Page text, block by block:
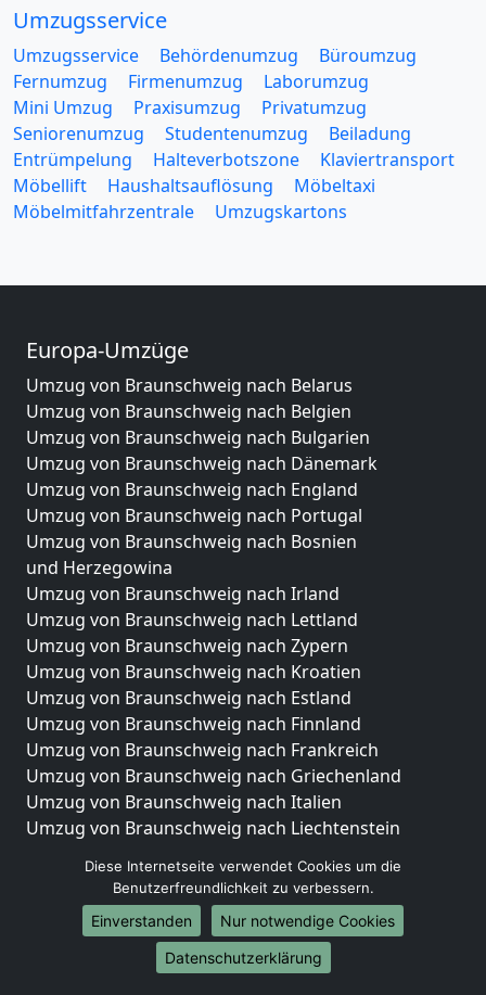
Umzugsservice
Umzugsservice Behördenumzug
Büroumzug
Fernumzug
Firmenumzug
Laborumzug
Mini Umzug
Praxisumzug
Privatumzug
Seniorenumzug
Studentenumzug
Beiladung
Entrümpelung
Halteverbotszone
Klaviertransport
Möbellift
Haushaltsauflösung
Möbeltaxi
Möbelmitfahrzentrale
Umzugskartons
Europa-Umzüge
Umzug von Braunschweig nach Belarus
Umzug von Braunschweig nach Belgien
Umzug von Braunschweig nach Bulgarien
Umzug von Braunschweig nach Dänemark
Umzug von Braunschweig nach England
Umzug von Braunschweig nach Portugal
Umzug von Braunschweig nach Bosnien
und Herzegowina
Umzug von Braunschweig nach Irland
Umzug von Braunschweig nach Lettland
Umzug von Braunschweig nach Zypern
Umzug von Braunschweig nach Kroatien
Umzug von Braunschweig nach Estland
Umzug von Braunschweig nach Finnland
Umzug von Braunschweig nach Frankreich
Umzug von Braunschweig nach Griechenland
Umzug von Braunschweig nach Italien
Umzug von Braunschweig nach Liechtenstein
Umzug von Braunschweig nach Niederlande
Umzug von Braunschweig nach Norwegen
Umzüge-Deutschlandweit
Diese Internetseite verwendet Cookies um die
Benutzerfreundlichkeit zu verbessern.
Einverstanden
Nur notwendige Cookies
Datenschutzerklärung